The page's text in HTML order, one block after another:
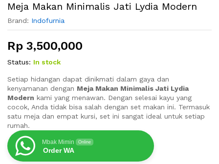
Meja Makan Minimalis Jati Lydia Modern
Brand: Indofurnia
Rp 3,500,000
Status: In stock
Setiap hidangan dapat dinikmati dalam gaya dan
kenyamanan dengan Meja Makan Minimalis Jati Lydia
Modern kami yang menawan. Dengan selesai kayu yang
cocok, Anda tidak bisa salah dengan set makan ini. Termasuk
satu meja dan empat kursi, set ini sangat ideal untuk setiap
rumah.
Mbak Mimin Online
Order WA